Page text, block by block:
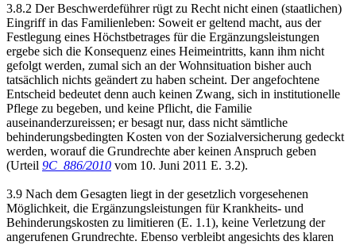
3.8.2 Der Beschwerdeführer rügt zu Recht nicht einen (staatlichen)
Eingriff in das Familienleben: Soweit er geltend macht, aus der
Festlegung eines Höchstbetrages für die Ergänzungsleistungen
ergebe sich die Konsequenz eines Heimeintritts, kann ihm nicht
gefolgt werden, zumal sich an der Wohnsituation bisher auch
tatsächlich nichts geändert zu haben scheint. Der angefochtene
Entscheid bedeutet denn auch keinen Zwang, sich in institutionelle
Pflege zu begeben, und keine Pflicht, die Familie
auseinanderzureissen; er besagt nur, dass nicht sämtliche
behinderungsbedingten Kosten von der Sozialversicherung gedeckt
werden, worauf die Grundrechte aber keinen Anspruch geben
(Urteil 9C_886/2010 vom 10. Juni 2011 E. 3.2).
3.9 Nach dem Gesagten liegt in der gesetzlich vorgesehenen
Möglichkeit, die Ergänzungsleistungen für Krankheits- und
Behinderungskosten zu limitieren (E. 1.1), keine Verletzung der
angerufenen Grundrechte. Ebenso verbleibt angesichts des klaren